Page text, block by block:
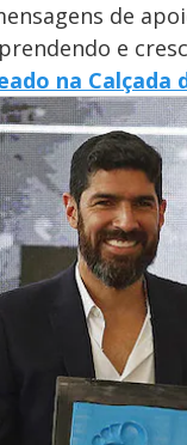
de
e
na Calçada